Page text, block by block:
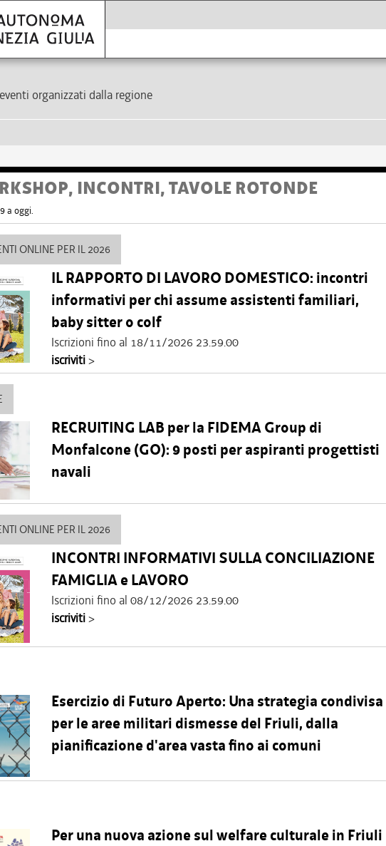
organizzati dalla regione
INCONTRI, TAVOLE ROTONDE
a oggi.
ONLINE PER IL 2026
IL RAPPORTO DI LAVORO DOMESTICO: incontri
informativi per chi assume assistenti familiari,
baby sitter o colf
Iscrizioni fino al 18/11/2026 23.59.00
iscriviti>
RECRUITING LAB per la FIDEMA Group di
Monfalcone (GO): 9 posti per aspiranti progettisti
navali
ONLINE PER IL 2026
INCONTRI INFORMATIVI SULLA CONCILIAZIONE
FAMIGLIA e LAVORO
Iscrizioni fino al 08/12/2026 23.59.00
iscriviti>
Esercizio di Futuro Aperto: Una strategia condivisa
per le aree militari dismesse del Friuli, dalla
pianificazione d'area vasta fino ai comuni
Per una nuova azione sul welfare culturale in Friuli